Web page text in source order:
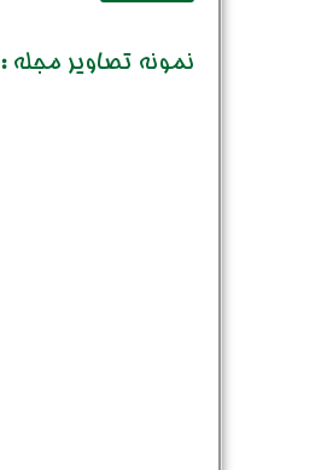
نمونه تصاویر مجله :